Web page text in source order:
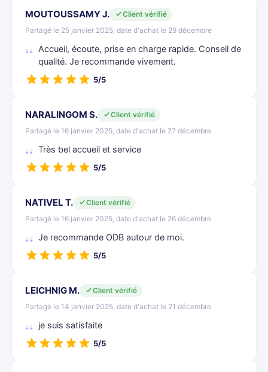
MOUTOUSSAMY J.
Client vérifié
Partagé le 25 janvier 2025, date d'achat le 29 décembre
Accueil, écoute, prise en charge rapide. Conseil de
qualité. Je recommande vivement.
5/5
NARALINGOM S.
Client vérifié
Partagé le 16 janvier 2025, date d'achat le 27 décembre
Très bel accueil et service
5/5
NATIVEL T.
Client vérifié
Partagé le 16 janvier 2025, date d'achat le 26 décembre
Je recommande ODB autour de moi.
5/5
LEICHNIG M.
Client vérifié
Partagé le 14 janvier 2025, date d'achat le 21 décembre
je suis satisfaite
5/5